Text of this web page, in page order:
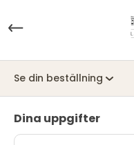
Se din beställning
Dina uppgifter